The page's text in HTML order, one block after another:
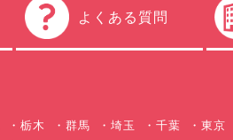
よくある質問
栃木 群馬 埼玉 千葉 東京